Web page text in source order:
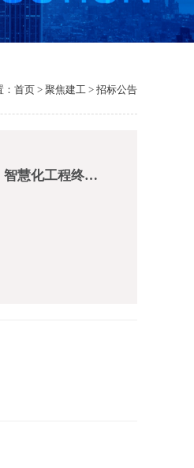
首页 > 聚焦建工 > 招标公告
智慧化工程终…